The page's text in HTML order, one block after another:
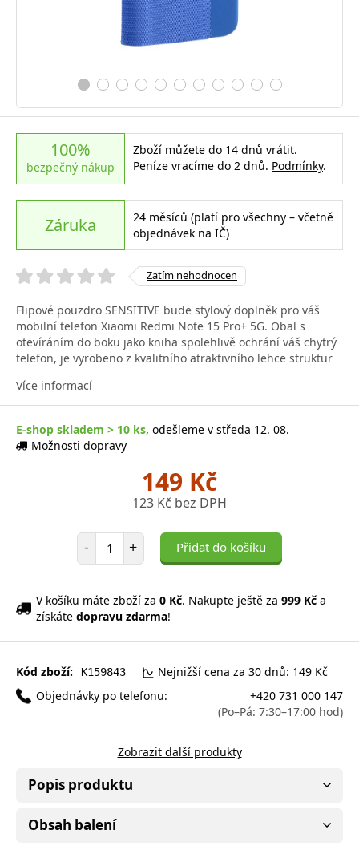
100%
bezpečný nákup
Zboží můžete do 14 dnů vrátit.
Peníze vracíme do 2 dnů. Podmínky.
Záruka
24 měsíců (platí pro všechny – včetně
objednávek na IČ)
Zatím nehodnocen
Flipové pouzdro SENSITIVE bude stylový doplněk pro váš
mobilní telefon Xiaomi Redmi Note 15 Pro+ 5G. Obal s
otevíráním do boku jako kniha spolehlivě ochrání váš chytrý
telefon, je vyrobeno z kvalitního atraktivního lehce struktur
Více informací
E-shop skladem > 10 ks, odešleme v středa 12. 08.
Možnosti dopravy
149 Kč
123 Kč bez DPH
- Počet položek
+ Přidat do košíku
V košíku máte zboží za 0 Kč. Nakupte ještě za 999 Kč a
získáte dopravu zdarma!
Kód zboží: K159843
Nejnižší cena za 30 dnů: 149 Kč
Objednávky po telefonu:
+420 731 000 147
(Po–Pá: 7:30–17:00 hod)
Zobrazit další produkty
Popis produktu
Obsah balení